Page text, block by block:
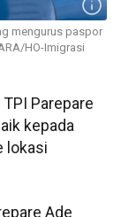
mengurus paspor
HO-Imigrasi
Parepare
kepada
lokasi
Ade